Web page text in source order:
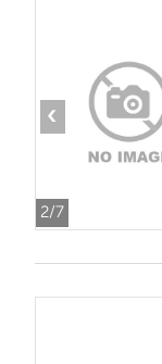
2/7
‹